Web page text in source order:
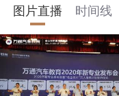
图片直播 时间线